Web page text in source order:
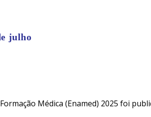
julho
Médica (Enamed) 2025 foi